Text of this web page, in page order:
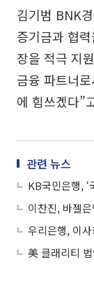
김기범 BNK
증기금과 협
장을 적극 지
금융 파트너
에 힘쓰겠다”
관련 뉴스